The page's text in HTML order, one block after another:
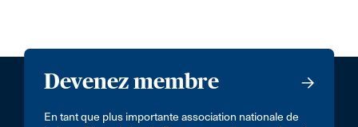
Devenez membre
En tant que plus importante association nationale de